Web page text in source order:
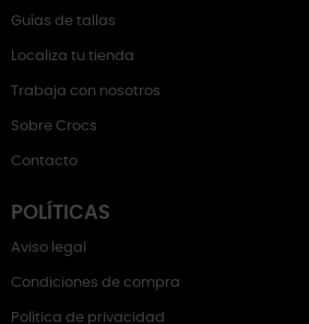
Guías de tallas
Localiza tu tienda
Trabaja con nosotros
Sobre Crocs
Contacto
POLÍTICAS
Aviso legal
Condiciones de compra
Política de privacidad